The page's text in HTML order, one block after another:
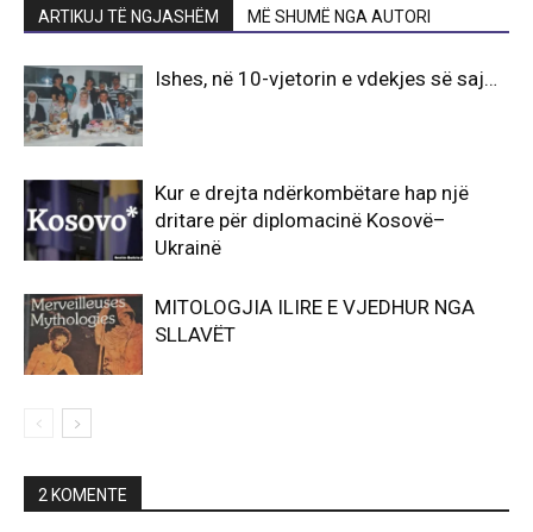
ARTIKUJ TË NGJASHËM MË SHUMË NGA AUTORI
Ishes, në 10-vjetorin e vdekjes së saj…
Kur e drejta ndërkombëtare hap një
dritare për diplomacinë Kosovë–
Ukrainë
MITOLOGJIA ILIRE E VJEDHUR NGA
SLLAVËT
2 KOMENTE